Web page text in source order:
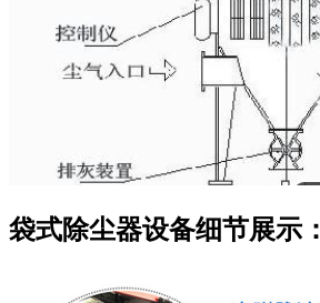
袋式除尘器设备细节展示：